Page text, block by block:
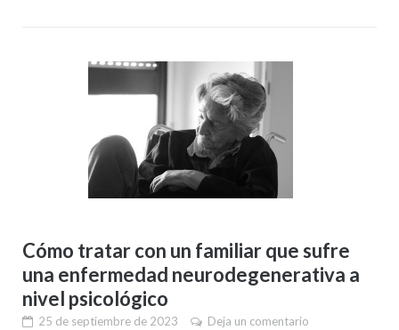
Cómo tratar con un familiar que sufre
una enfermedad neurodegenerativa a
nivel psicológico
25 de septiembre de 2023 Deja un comentario